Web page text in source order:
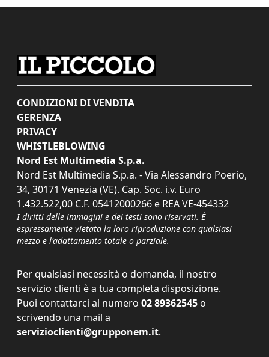
CONDIZIONI DI VENDITA
GERENZA
PRIVACY
WHISTLEBLOWING
Nord Est Multimedia S.p.a.
Nord Est Multimedia S.p.a. - Via Alessandro Poerio,
34, 30171 Venezia (VE). Cap. Soc. i.v. Euro
1.432.522,00 C.F. 05412000266 e REA VE-454332
I diritti delle immagini e dei testi sono riservati. È
espressamente vietata la loro riproduzione con qualsiasi
mezzo e l'adattamento totale o parziale.
Per qualsiasi necessità o domanda, il nostro
servizio clienti è a tua completa disposizione.
Puoi contattarci al numero 02 89362545 o
scrivendo una mail a
servizioclienti@grupponem.it.